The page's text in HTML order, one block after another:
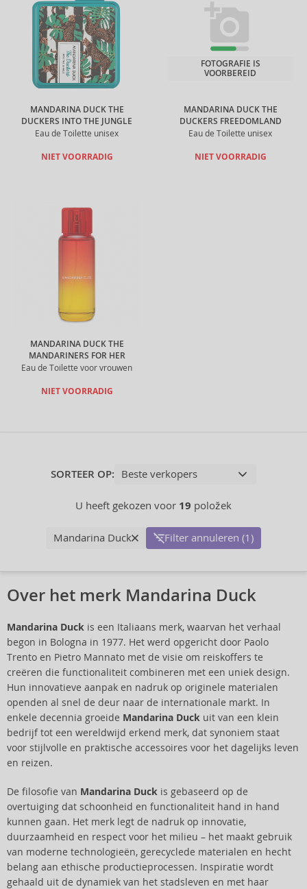
MANDARINA DUCK THE
DUCKERS INTO THE JUNGLE
Eau de Toilette unisex
NIET VOORRADIG
MANDARINA DUCK THE
DUCKERS FREEDOMLAND
Eau de Toilette unisex
FOTOGRAFIE IS
VOORBEREID
NIET VOORRADIG
MANDARINA DUCK THE
MANDARINERS FOR HER
Eau de Toilette voor vrouwen
NIET VOORRADIG
SORTEER OP:
U heeft gekozen voor 19 položek
Mandarina Duck Filter annuleren (1)
Over het merk Mandarina Duck
Mandarina Duck is een Italiaans merk, waarvan het verhaal
begon in Bologna in 1977. Het werd opgericht door Paolo
Trento en Pietro Mannato met de visie om reiskoffers te
creëren die functionaliteit combineren met een uniek design.
Hun innovatieve aanpak en nadruk op originele materialen
openden al snel de deur naar de internationale markt. In
enkele decennia groeide Mandarina Duck uit van een klein
bedrijf tot een wereldwijd erkend merk, dat synoniem staat
voor stijlvolle en praktische accessoires voor het dagelijks leven
en reizen.
De filosofie van Mandarina Duck is gebaseerd op de
overtuiging dat schoonheid en functionaliteit hand in hand
kunnen gaan. Het merk legt de nadruk op innovatie,
duurzaamheid en respect voor het milieu – het maakt gebruik
van moderne technologieën, gerecyclede materialen en hecht
belang aan ethische productieprocessen. Inspiratie wordt
gehaald uit de dynamiek van het stadsleven en met haar